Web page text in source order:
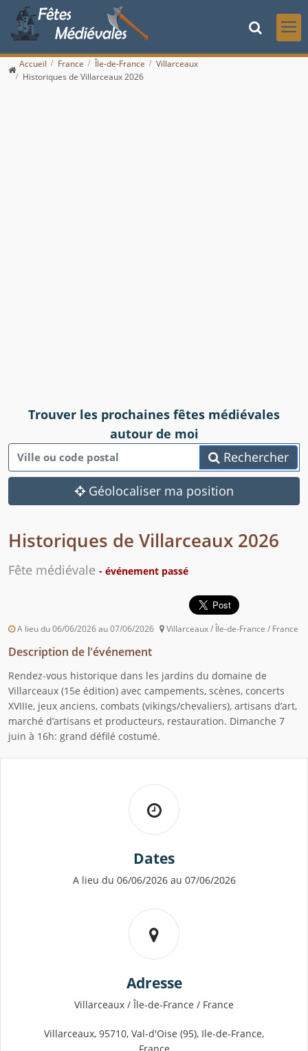
Accueil France Île-de-France
Villarceaux
Historiques de Villarceaux 2026
Trouver les prochaines fêtes médiévales
autour de moi
Rechercher
Géolocaliser ma position
Historiques de Villarceaux 2026
Fête médiévale - événement passé
A lieu du 06/06/2026 au 07/06/2026 Villarceaux / Île-de-France / France
Description de l'événement
Rendez-vous historique dans les jardins du domaine de
Villarceaux (15e édition) avec campements, scènes, concerts
XVIIIe, jeux anciens, combats (vikings/chevaliers), artisans d’art,
marché d’artisans et producteurs, restauration. Dimanche 7
juin à 16h: grand défilé costumé.
Dates
A lieu du 06/06/2026 au 07/06/2026
Adresse
Villarceaux / Île-de-France / France
Villarceaux, 95710, Val-d'Oise (95), Ile-de-France,